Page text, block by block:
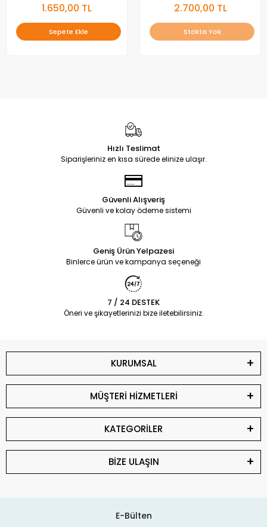
1.650,00 TL
Sepete Ekle
2.700,00 TL
Stokta Yok
Hızlı Teslimat
Siparişleriniz en kısa sürede elinize ulaşır.
Güvenli Alışveriş
Güvenli ve kolay ödeme sistemi
Geniş Ürün Yelpazesi
Binlerce ürün ve kampanya seçeneği
7 / 24 DESTEK
Öneri ve şikayetlerinizi bize iletebilirsiniz.
KURUMSAL
MÜŞTERİ HİZMETLERİ
KATEGORİLER
BİZE ULAŞIN
E-Bülten